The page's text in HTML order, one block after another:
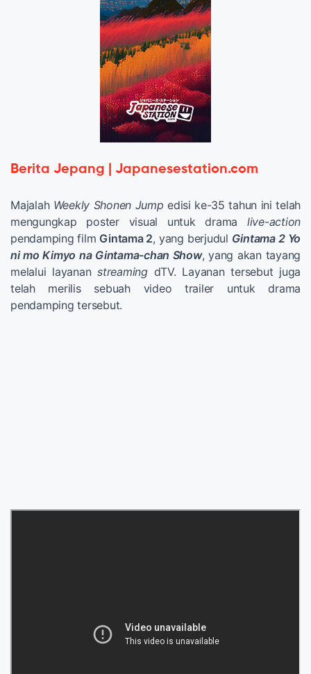
Berita Jepang | Japanesestation.com
Majalah Weekly Shonen Jump edisi ke-35 tahun ini telah
mengungkap poster visual untuk drama live-action
pendamping film Gintama 2, yang berjudul Gintama 2 Yo
ni mo Kimyo na Gintama-chan Show, yang akan tayang
melalui layanan streamingdTV. Layanan tersebut juga
telah merilis sebuah video trailer untuk drama
pendamping tersebut.